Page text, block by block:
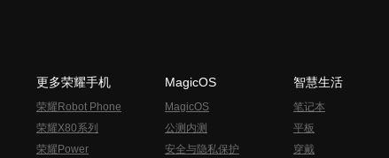
更多荣耀手机
荣耀Robot Phone
荣耀X80系列
荣耀Power
MagicOS
MagicOS
公测内测
安全与隐私保护
智慧生活
笔记本
平板
穿戴